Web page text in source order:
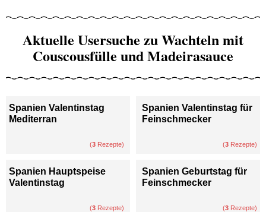
Aktuelle Usersuche zu Wachteln mit
Couscousfülle und Madeirasauce
Spanien Valentinstag
Mediterran
(3 Rezepte)
Spanien Valentinstag für
Feinschmecker
(3 Rezepte)
Spanien Hauptspeise
Valentinstag
(3 Rezepte)
Spanien Geburtstag für
Feinschmecker
(3 Rezepte)